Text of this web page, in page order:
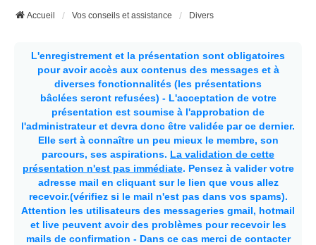
Accueil Vos conseils et assistance Divers
L'enregistrement et la présentation sont obligatoires
pour avoir accès aux contenus des messages et à
diverses fonctionnalités (les présentations
bâclées seront refusées) - L'acceptation de votre
présentation est soumise à l'approbation de
l'administrateur et devra donc être validée par ce dernier.
Elle sert à connaître un peu mieux le membre, son
parcours, ses aspirations. La validation de cette
présentation n'est pas immédiate. Pensez à valider votre
adresse mail en cliquant sur le lien que vous allez
recevoir.(vérifiez si le mail n'est pas dans vos spams).
Attention les utilisateurs des messageries gmail, hotmail
et live peuvent avoir des problèmes pour recevoir les
mails de confirmation - Dans ce cas merci de contacter